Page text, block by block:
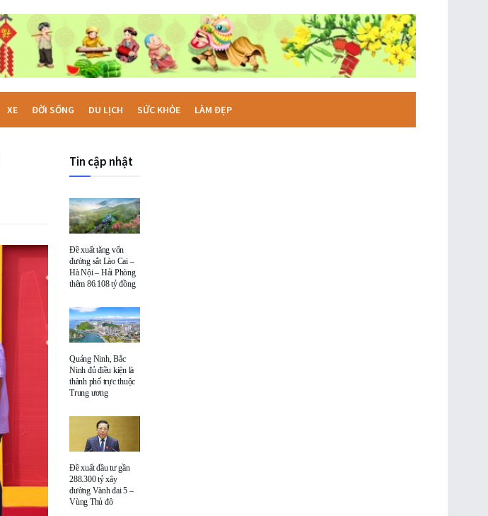
XE ĐỜI SỐNG DU LỊCH SỨC KHỎE LÀM ĐẸP
Tin cập nhật
Đề xuất tăng vốn
đường sắt Lào Cai –
Hà Nội – Hải Phòng
thêm 86.108 tỷ đồng
Quảng Ninh, Bắc
Ninh đủ điều kiện là
thành phố trực thuộc
Trung ương
Đề xuất đầu tư gần
288.300 tỷ xây
đường Vành đai 5 –
Vùng Thủ đô